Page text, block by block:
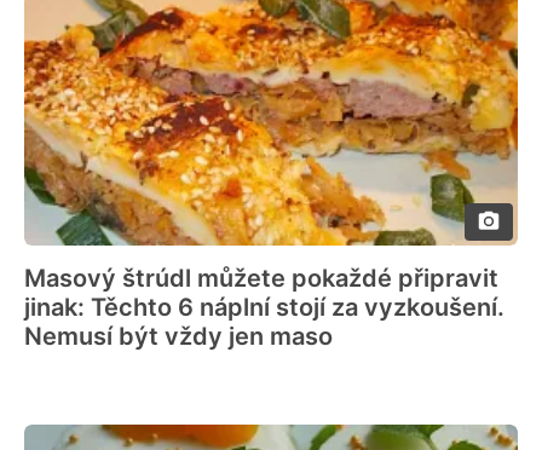
Masový štrúdl můžete pokaždé připravit
jinak: Těchto 6 náplní stojí za vyzkoušení.
Nemusí být vždy jen maso